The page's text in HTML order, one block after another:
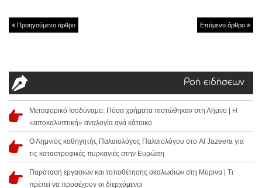
Προηγούμενο άρθρο Επόμενο άρθρο
Ροή ειδήσεων
Μεταφορικό Ισοδύναμο: Πόσα χρήματα πιστώθηκαν στη Λήμνο | Η
«αποκαλυπτική» αναλογία ανά κάτοικο
Ο Λημνιός καθηγητής Παλαιολόγος Παλαιολόγου στο Al Jazeera για
τις καταστροφικές πυρκαγιές στην Ευρώπη
Παράταση εργασιών και τοποθέτησης σκαλωσιών στη Μύρινα | Τι
πρέπει να προσέχουν οι διερχόμενοι